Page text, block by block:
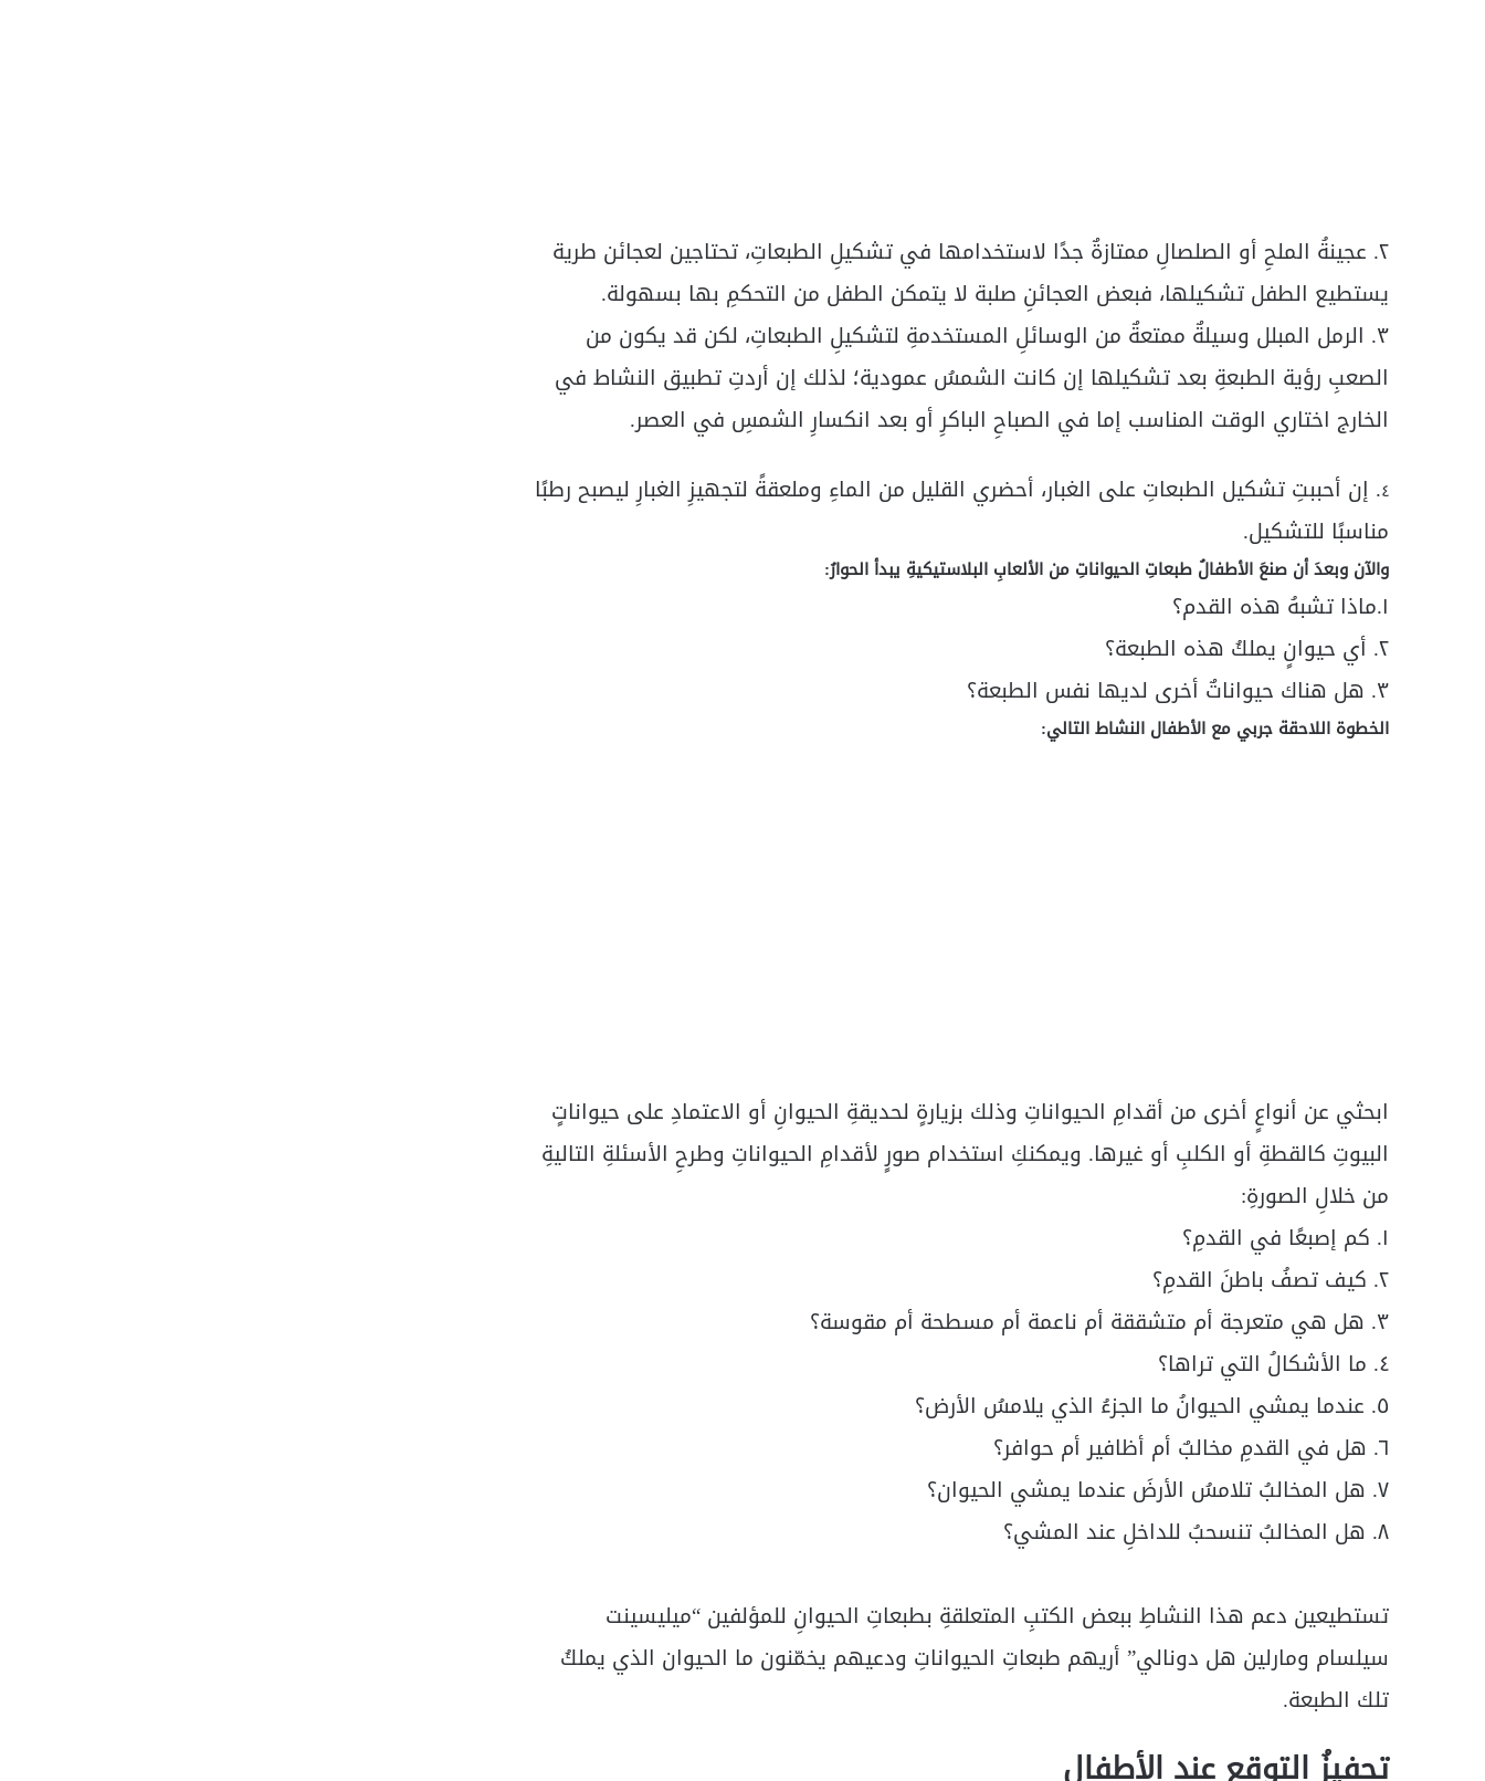
٢. عجينةُ الملحِ أو الصلصالِ ممتازةٌ جدًا لاستخدامها في تشكيلِ الطبعاتِ، تحتاجين لعجائن طرية
يستطيع الطفل تشكيلها، فبعض العجائنِ صلبة لا يتمكن الطفل من التحكمِ بها بسهولة.
٣. الرمل المبلل وسيلةٌ ممتعةٌ من الوسائلِ المستخدمةِ لتشكيلِ الطبعاتِ، لكن قد يكون من
الصعبِ رؤية الطبعةِ بعد تشكيلها إن كانت الشمسُ عمودية؛ لذلك إن أردتِ تطبيق النشاط في
الخارج اختاري الوقت المناسب إما في الصباحِ الباكرِ أو بعد انكسارِ الشمسِ في العصر.
٤. إن أحببتِ تشكيل الطبعاتِ على الغبار، أحضري القليل من الماءِ وملعقةً لتجهيزِ الغبارِ ليصبح رطبًا
مناسبًا للتشكيل.
والآن وبعدَ أن صنعَ الأطفالُ طبعاتِ الحيواناتِ من الألعابِ البلاستيكيةِ يبدأ الحوارُ:
١.ماذا تشبهُ هذه القدم؟
٢. أي حيوانٍ يملكُ هذه الطبعة؟
٣. هل هناك حيواناتٌ أخرى لديها نفس الطبعة؟
الخطوة اللاحقة جربي مع الأطفال النشاط التالي:
ابحثي عن أنواعٍ أخرى من أقدامِ الحيواناتِ وذلك بزيارةٍ لحديقةِ الحيوانِ أو الاعتمادِ على حيواناتٍ
البيوتِ كالقطةِ أو الكلبِ أو غيرها. ويمكنكِ استخدام صورٍ لأقدامِ الحيواناتِ وطرحِ الأسئلةِ التاليةِ
من خلالِ الصورةِ:
١. كم إصبعًا في القدمِ؟
٢. كيف تصفُ باطنَ القدمِ؟
٣. هل هي متعرجة أم متشققة أم ناعمة أم مسطحة أم مقوسة؟
٤. ما الأشكالُ التي تراها؟
٥. عندما يمشي الحيوانُ ما الجزءُ الذي يلامسُ الأرض؟
٦. هل في القدمِ مخالبٌ أم أظافير أم حوافر؟
٧. هل المخالبُ تلامسُ الأرضَ عندما يمشي الحيوان؟
٨. هل المخالبُ تنسحبُ للداخلِ عند المشي؟
تستطيعين دعم هذا النشاطِ ببعض الكتبِ المتعلقةِ بطبعاتِ الحيوانِ للمؤلفين “ميليسينت
سيلسام ومارلين هل دونالي” أريهم طبعاتِ الحيواناتِ ودعيهم يخمّنون ما الحيوان الذي يملكُ
تلك الطبعة.
تحفيزُ التوقع عند الأطفال